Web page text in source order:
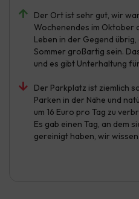
Der Ort ist sehr gut, wir
Wochenendes im Oktober
Leben in der Gegend
Sommer großartig sein.
und es gibt Unterhaltung
Der Parkplatz ist ziemlich
Parken in der Nähe und
um 16 Euro pro Tag zu
Es gab einen Tag, an dem
gereinigt haben, wir